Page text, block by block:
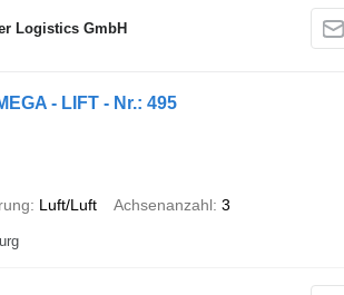
Logistics GmbH
- LIFT - Nr.: 495
Luft/Luft Achsenanzahl 3